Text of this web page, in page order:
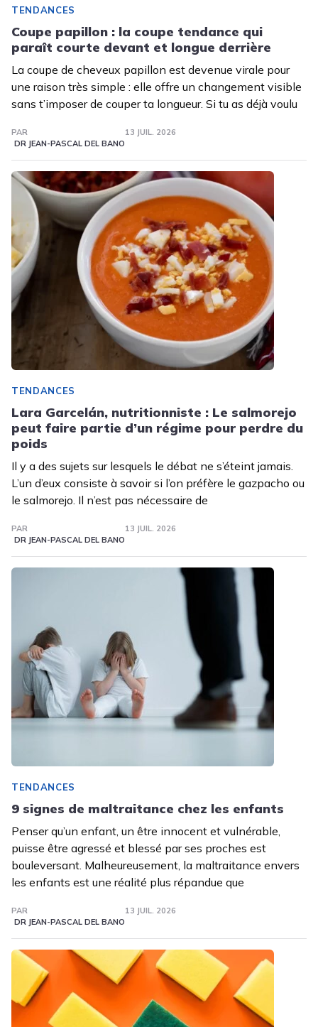
TENDANCES
Coupe papillon : la coupe tendance qui
paraît courte devant et longue derrière
La coupe de cheveux papillon est devenue virale pour
une raison très simple : elle offre un changement visible
sans t’imposer de couper ta longueur. Si tu as déjà voulu
PAR
DR JEAN-PASCAL DEL BANO
13 JUIL. 2026
TENDANCES
Lara Garcelán, nutritionniste : Le salmorejo
peut faire partie d’un régime pour perdre du
poids
Il y a des sujets sur lesquels le débat ne s’éteint jamais.
L’un d’eux consiste à savoir si l’on préfère le gazpacho ou
le salmorejo. Il n’est pas nécessaire de
PAR
DR JEAN-PASCAL DEL BANO
13 JUIL. 2026
TENDANCES
9 signes de maltraitance chez les enfants
Penser qu’un enfant, un être innocent et vulnérable,
puisse être agressé et blessé par ses proches est
bouleversant. Malheureusement, la maltraitance envers
les enfants est une réalité plus répandue que
PAR
DR JEAN-PASCAL DEL BANO
13 JUIL. 2026